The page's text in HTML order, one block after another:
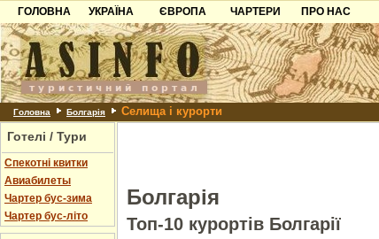
ГОЛОВНА
УКРАЇНА
Карпати
Азов
Причорноморря
Шацьк
ЄВРОПА
Чорногорія
Хорватія
Болгарія
Албанія
ЧАРТЕРИ
ПРО НАС
Контакти
Партнерам
Додати готель
Головна Болгарія Селища і курорти
Готелі / Тури
Спекотні квитки
Авиабилеты
Чартер бус-зима
Чартер бус-літо
Болгарія
Топ-10 курортів Болгарії